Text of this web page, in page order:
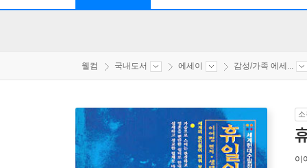
웰컴 국내도서 에세이 감성/가족 에세...
이